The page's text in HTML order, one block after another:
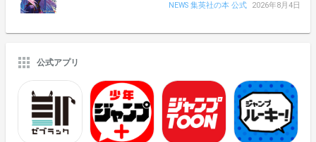
NEWS 集英社の本 公式
2026年8月4日
公式アプリ